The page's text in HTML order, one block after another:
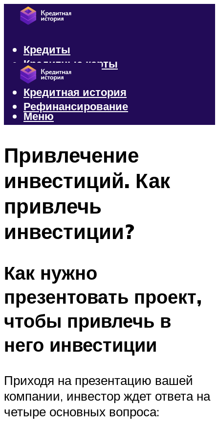
Кредиты
Кредитные карты
Микрозаймы
Кредитная история
Рефинансирование
Меню
Привлечение
инвестиций. Как
привлечь
инвестиции?
Как нужно
презентовать проект,
чтобы привлечь в
него инвестиции
Приходя на презентацию вашей
компании, инвестор ждет ответа на
четыре основных вопроса: